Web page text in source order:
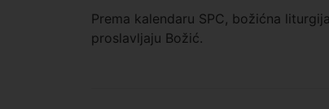
Prema kalendaru SPC, božićna
proslavljaju Božić.